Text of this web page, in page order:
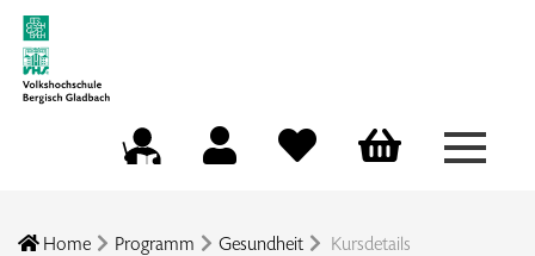
Menü
Home Programm Gesundheit Kursdetails